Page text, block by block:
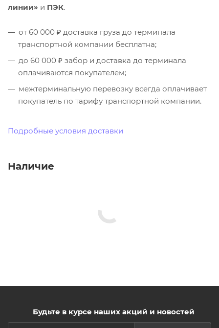
линии» и ПЭК.
от 60 000 ₽ доставка груза до терминала
транспортной компании бесплатна;
до 60 000 ₽ забор и доставка до терминала
оплачиваются покупателем;
межтерминальную перевозку всегда оплачивает
покупатель по тарифу транспортной компании.
Подробные условия доставки
Наличие
Будьте в курсе наших акций и новостей